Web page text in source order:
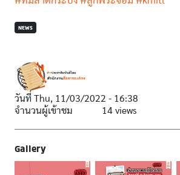
NEWS
วันที่ Thu, 11/03/2022 - 16:38
จำนวนผู้เข้าชม
14 views
Gallery